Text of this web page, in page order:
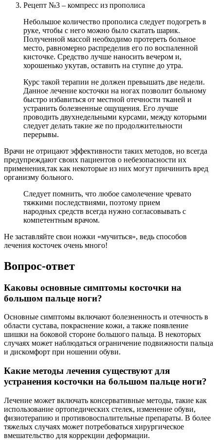
Рецепт №3 – компресс из прополиса
Небольшое количество прополиса следует подогреть в
руке, чтобы с него можно было скатать шарик.
Полученной массой необходимо протереть больное
место, равномерно распределив его по воспаленной
кисточке. Средство лучше наносить вечером и,
хорошенько укутав, оставить на ступне до утра.
Курс такой терапии не должен превышать две недели.
Данное лечение косточки на ногах позволит больному
быстро избавиться от местной отечности тканей и
устранить болезненные ощущения. Его лучше
проводить двухнедельными курсами, между которыми
следует делать такие же по продолжительности
перерывы.
Врачи не отрицают эффективности таких методов, но всегда
предупреждают своих пациентов о небезопасности их
применения,так как некоторые из них могут причинить вред
организму больного.
Следует помнить, что любое самолечение чревато
тяжкими последствиями, поэтому прием
народных средств всегда нужно согласовывать с
компетентным врачом.
Не заставляйте свои ножки «мучиться», ведь способов
лечения косточек очень много!
Вопрос-ответ
Каковы основные симптомы косточки на
большом пальце ноги?
Основные симптомы включают болезненность и отечность в
области сустава, покраснение кожи, а также появление
шишки на боковой стороне большого пальца. В некоторых
случаях может наблюдаться ограничение подвижности пальца
и дискомфорт при ношении обуви.
Какие методы лечения существуют для
устранения косточки на большом пальце ноги?
Лечение может включать консервативные методы, такие как
использование ортопедических стелек, изменение обуви,
физиотерапию и противовоспалительные препараты. В более
тяжелых случаях может потребоваться хирургическое
вмешательство для коррекции деформации.